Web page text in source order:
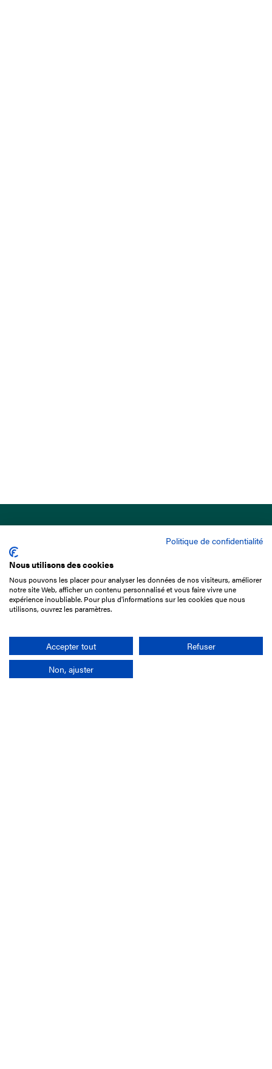
15 Boulevard de Douaumont
75017 Paris
01 49 10 20 29
Rechercher
Politique de confidentialité
Nous utilisons des cookies
Nous pouvons les placer pour analyser les données de nos visiteurs, améliorer
notre site Web, afficher un contenu personnalisé et vous faire vivre une
expérience inoubliable. Pour plus d'informations sur les cookies que nous
utilisons, ouvrez les paramètres.
Accepter tout
Refuser
Non, ajuster